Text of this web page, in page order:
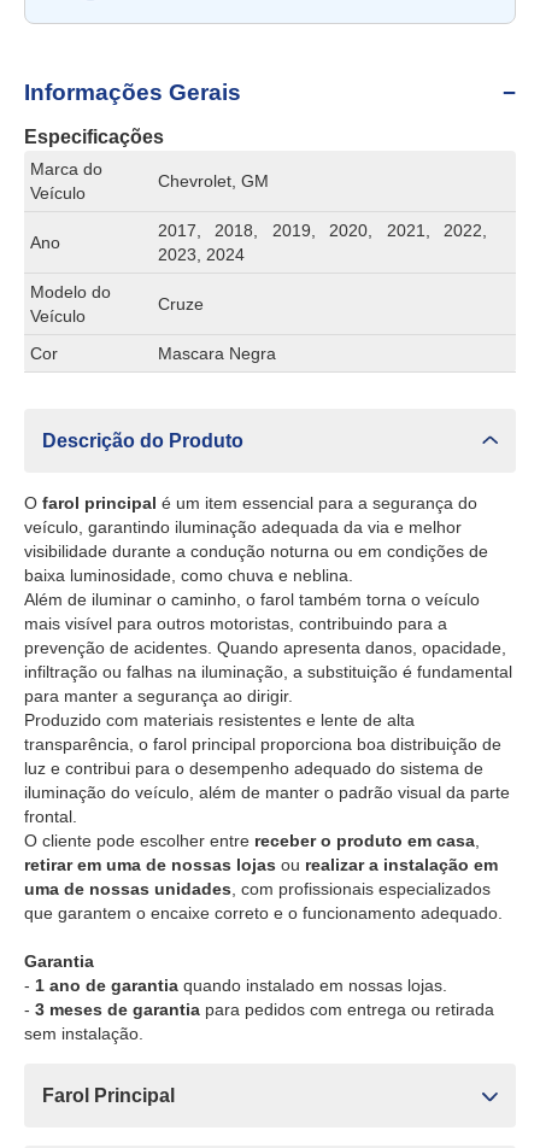
Informações Gerais
Especificações
Marca do
Veículo
Chevrolet, GM
Ano
2017, 2018, 2019, 2020, 2021, 2022,
2023, 2024
Modelo do
Veículo
Cruze
Cor Mascara Negra
Descrição do Produto
O farol principal é um item essencial para a segurança do
veículo, garantindo iluminação adequada da via e melhor
visibilidade durante a condução noturna ou em condições de
baixa luminosidade, como chuva e neblina.
Além de iluminar o caminho, o farol também torna o veículo
mais visível para outros motoristas, contribuindo para a
prevenção de acidentes. Quando apresenta danos, opacidade,
infiltração ou falhas na iluminação, a substituição é fundamental
para manter a segurança ao dirigir.
Produzido com materiais resistentes e lente de alta
transparência, o farol principal proporciona boa distribuição de
luz e contribui para o desempenho adequado do sistema de
iluminação do veículo, além de manter o padrão visual da parte
frontal.
O cliente pode escolher entre receber o produto em casa
retirar em uma de nossas lojas ou realizar a instalação em
uma de nossas unidades , com profissionais especializados
que garantem o encaixe correto e o funcionamento adequado.
Garantia
- 1 ano de garantia quando instalado em nossas lojas.
- 3 meses de garantia para pedidos com entrega ou retirada
sem instalação.
Farol Principal